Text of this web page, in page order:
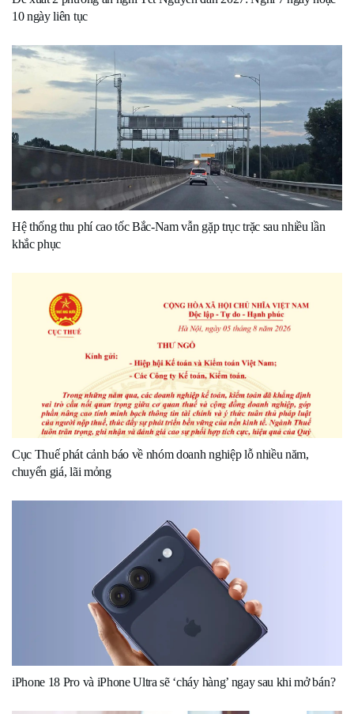
10 ngày liên tục
Hệ thống thu phí cao tốc Bắc-Nam vẫn gặp trục trặc sau nhiều lần
khắc phục
Cục Thuế phát cảnh báo về nhóm doanh nghiệp lỗ nhiều năm,
chuyển giá, lãi mỏng
iPhone 18 Pro và iPhone Ultra sẽ ‘cháy hàng’ ngay sau khi mở bán?